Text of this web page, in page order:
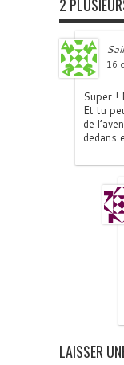
2
16
Super !
Et tu
de
dedans
LAISSER